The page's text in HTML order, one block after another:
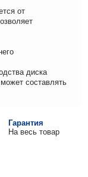
от
диска
составлять
Гарантия
На весь товар